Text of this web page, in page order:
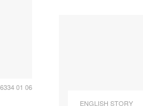
01 06
ENGLISH STORY